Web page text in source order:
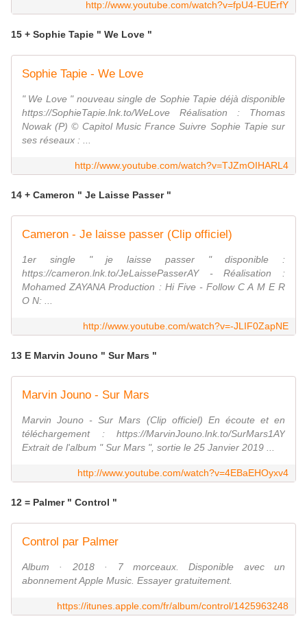
http://www.youtube.com/watch?v=fpU4-EUErfY
15 + Sophie Tapie " We Love "
Sophie Tapie - We Love
" We Love " nouveau single de Sophie Tapie déjà disponible
https://SophieTapie.lnk.to/WeLove Réalisation : Thomas
Nowak (P) © Capitol Music France Suivre Sophie Tapie sur
ses réseaux : ...
http://www.youtube.com/watch?v=TJZmOIHARL4
14 + Cameron " Je Laisse Passer "
Cameron - Je laisse passer (Clip officiel)
1er single " je laisse passer " disponible :
https://cameron.lnk.to/JeLaissePasserAY - Réalisation :
Mohamed ZAYANA Production : Hi Five - Follow C A M E R
O N: ...
http://www.youtube.com/watch?v=-JLIF0ZapNE
13 E Marvin Jouno " Sur Mars "
Marvin Jouno - Sur Mars
Marvin Jouno - Sur Mars (Clip officiel) En écoute et en
téléchargement : https://MarvinJouno.lnk.to/SurMars1AY
Extrait de l'album " Sur Mars ", sortie le 25 Janvier 2019 ...
http://www.youtube.com/watch?v=4EBaEHOyxv4
12 = Palmer " Control "
‎Control par Palmer
‎Album · 2018 · 7 morceaux. Disponible avec un
abonnement Apple Music. Essayer gratuitement.
https://itunes.apple.com/fr/album/control/1425963248